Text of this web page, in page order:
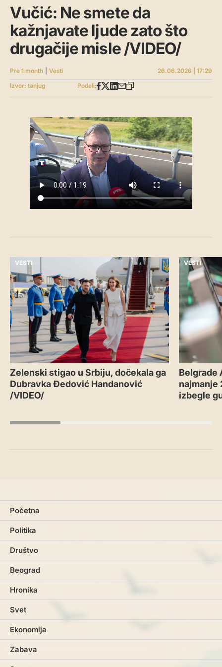
Vučić: Ne smete da
kažnjavate ljude zato što
drugačije misle /VIDEO/
Pre 1 month Vesti
26.06.2026 | 17:29
Izvor: tanjug
Podeli:
VESTI
Zelenski stigao u Srbiju, dočekala ga
Dubravka Đedović Handanović
/VIDEO/
VESTI
Belgrade
najmanje
izbegle
Početna
Politika
Društvo
Beograd
Hronika
Svet
Ekonomija
Zabava